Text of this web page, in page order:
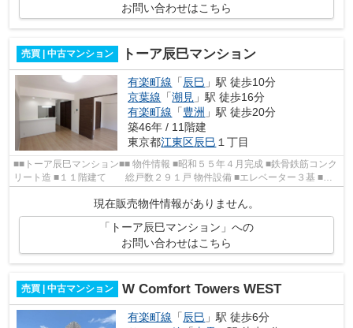
お問い合わせはこちら
売買 | 中古マンション トーア辰巳マンション
有楽町線 「辰巳 」駅 徒歩10分
京葉線 「潮見 」駅 徒歩16分
有楽町線 「豊洲 」駅 徒歩20分
築46年 / 11階建
東京都江東区辰巳 １丁目
■■トーア辰巳マンション■■ 物件情報 ■昭和５５年４月完成 ■鉄骨鉄筋コンク
リート造 ■１１階建て 総戸数２９１戸 物件設備 ■エレベーター３基 ■防
現在販売物件情報がありません。
「トーア辰巳マンション」への
お問い合わせはこちら
売買 | 中古マンション W Comfort Towers WEST
有楽町線 「辰巳 」駅 徒歩6分